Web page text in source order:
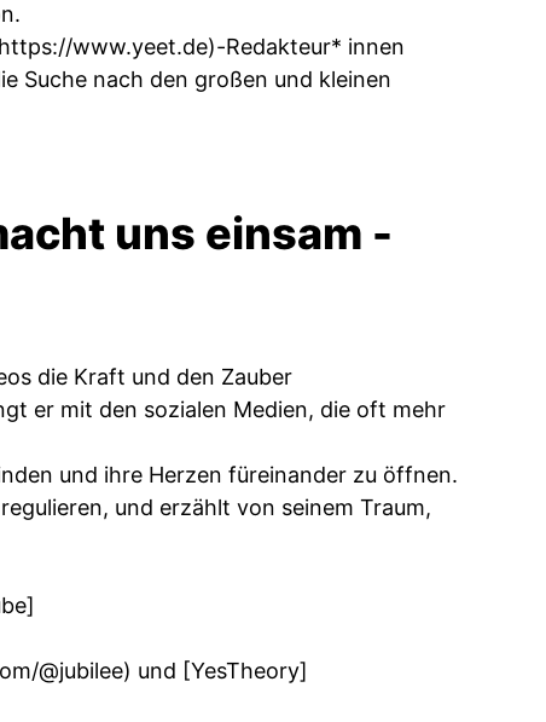
https://www.yeet.de)-Redakteur* innen
Suche nach den großen und kleinen
uns einsam -
die Kraft und den Zauber
er mit den sozialen Medien, die oft mehr
und ihre Herzen füreinander zu öffnen.
und erzählt von seinem Traum,
@jubilee) und [YesTheory]